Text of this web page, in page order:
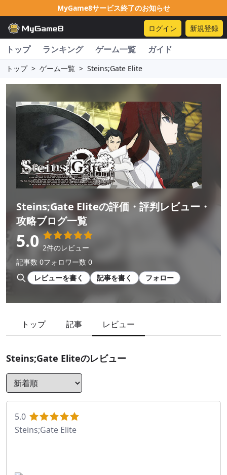
MyGame8サービス終了のお知らせ
ログイン 新規登録
トップ ランキング ゲーム一覧 ガイド
トップ > ゲーム一覧 > Steins;Gate Elite
Steins;Gate Eliteの評価・評判レビュー・
攻略ブログ一覧
5.0 2件のレビュー
記事数 0フォロワー数 0
レビューを書く
記事を書く フォロー
トップ 記事 レビュー
Steins;Gate Eliteのレビュー
5.0
Steins;Gate Elite